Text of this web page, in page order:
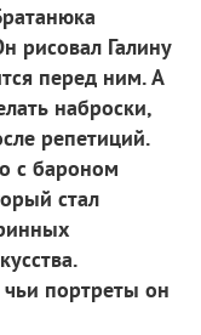
рисовал Галину
перед ним. А
наброски,
репетиций.
с бароном
стал
портреты он